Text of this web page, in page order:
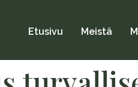
Etusivu Meistä